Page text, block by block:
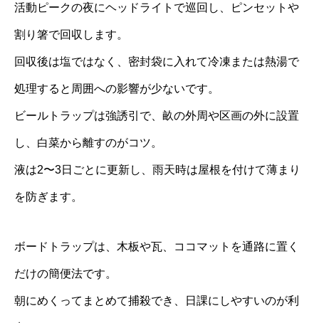
活動ピークの夜にヘッドライトで巡回し、ピンセットや
割り箸で回収します。
回収後は塩ではなく、密封袋に入れて冷凍または熱湯で
処理すると周囲への影響が少ないです。
ビールトラップは強誘引で、畝の外周や区画の外に設置
し、白菜から離すのがコツ。
液は2〜3日ごとに更新し、雨天時は屋根を付けて薄まり
を防ぎます。
ボードトラップは、木板や瓦、ココマットを通路に置く
だけの簡便法です。
朝にめくってまとめて捕殺でき、日課にしやすいのが利